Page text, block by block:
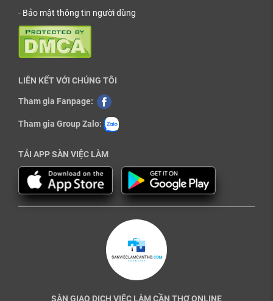
- Bảo mật thông tin người dùng
LIÊN KẾT VỚI CHÚNG TÔI
Tham gia Fanpage:
Tham gia Group Zalo:
TẢI APP SÀN VIỆC LÀM
SÀN GIAO DỊCH VIỆC LÀM CẦN THƠ ONLINE